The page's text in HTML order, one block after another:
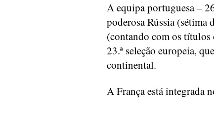
A equipa portuguesa –
poderosa Rússia (sétima
(contando com os títulos
23.ª seleção europeia,
continental.
A França está integrada